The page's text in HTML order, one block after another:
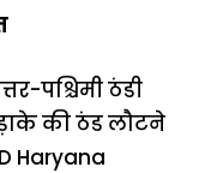
पश्चिमी ठंडी
की ठंड लौटने
Haryana